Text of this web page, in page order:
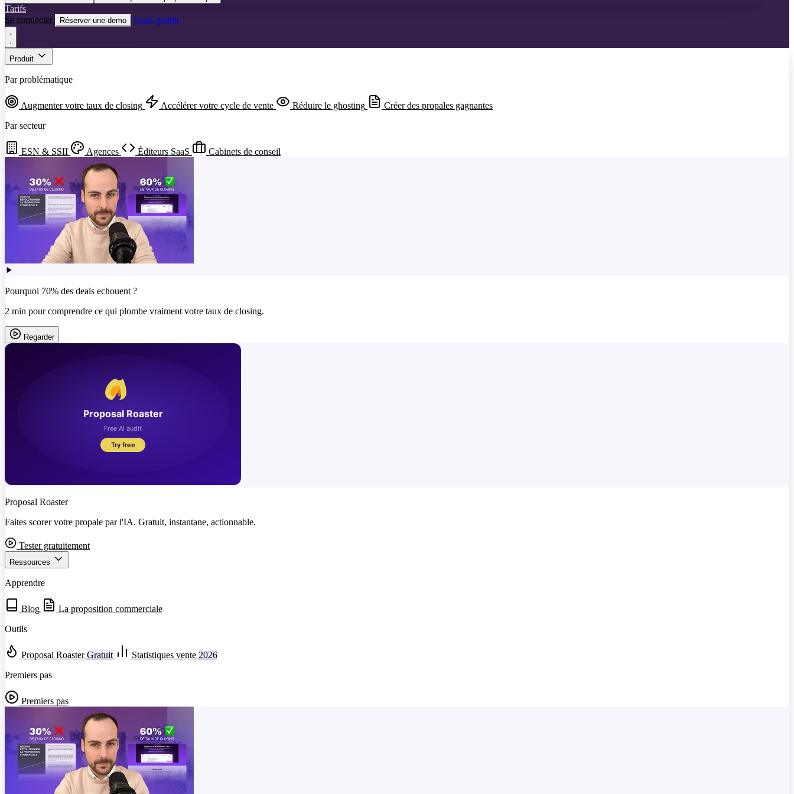
Tarifs
Se connecter
Réserver une demo Essai gratuit
Produit
Par problématique
Augmenter votre taux de closing Accélérer votre cycle de vente Réduire le ghosting
Créer des propales gagnantes
Par secteur
ESN & SSII Agences Éditeurs SaaS Cabinets de conseil
Pourquoi 70% des deals echouent ?
2 min pour comprendre ce qui plombe vraiment votre taux de closing.
Regarder
Proposal Roaster
Faites scorer votre propale par l'IA. Gratuit, instantane, actionnable.
Tester gratuitement
Ressources
Apprendre
Blog
La proposition commerciale
Outils
Proposal Roaster Gratuit Statistiques vente 2026
Premiers pas
Premiers pas